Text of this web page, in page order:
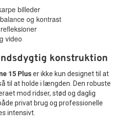
billeder
og kontrast
video
konstruktion
15 Pluser ikke kun designet til at
til at holde i længden. Den robuste
mod ridser, stød og daglig
privat brug og professionelle
intensivt.